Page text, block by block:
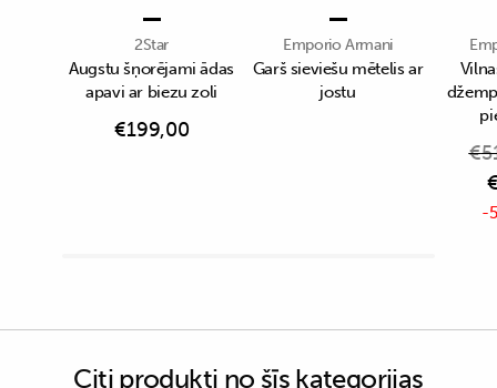
2Star
Augstu šņorējami ādas
apavi ar biezu zoli
€199,00
Emporio Armani
Garš sieviešu mētelis ar
jostu
€
-
Citi produkti no šīs kategorijas